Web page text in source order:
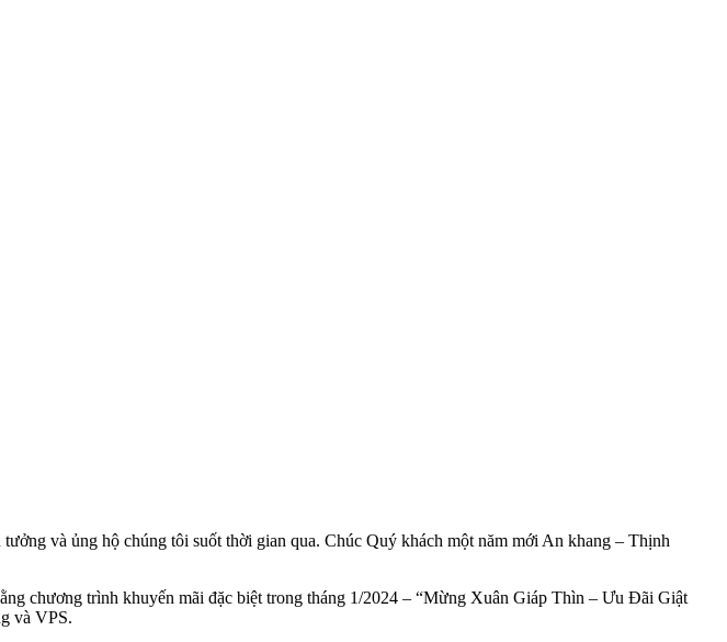
và ủng hộ chúng tôi suốt thời gian qua. Chúc Quý khách một năm mới An khang – Thịnh
chương trình khuyến mãi đặc biệt trong tháng 1/2024 – “Mừng Xuân Giáp Thìn – Ưu Đãi Giật
và VPS.